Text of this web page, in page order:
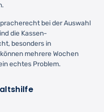
bei der Auswahl
die Kassen-
besonders in
mehrere Wochen
echtes Problem.